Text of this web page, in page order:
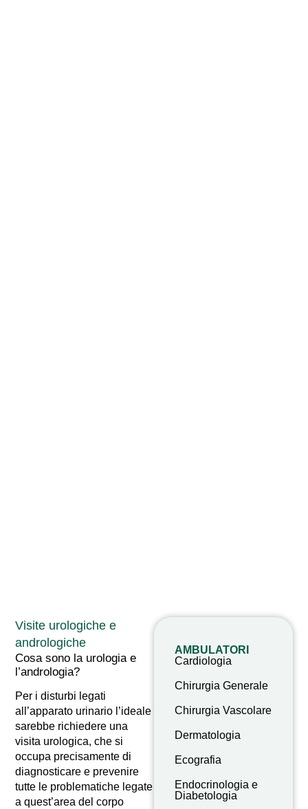
Visite urologiche e
andrologiche
Cosa sono la urologia e
l’andrologia?
Per i disturbi legati
all’apparato urinario l’ideale
sarebbe richiedere una
visita urologica, che si
occupa precisamente di
diagnosticare e prevenire
tutte le problematiche legate
a quest’area del corpo
AMBULATORI
Cardiologia
Chirurgia Generale
Chirurgia Vascolare
Dermatologia
Ecografia
Endocrinologia e
Diabetologia